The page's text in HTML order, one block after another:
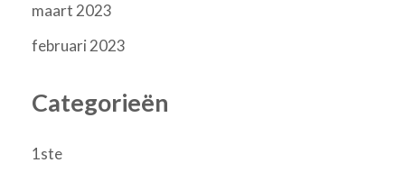
maart 2023
februari 2023
Categorieën
1ste